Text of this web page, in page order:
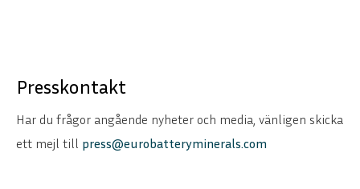
Presskontakt
Har du frågor angående nyheter och media, vänligen skicka
ett mejl till press@eurobatteryminerals.com